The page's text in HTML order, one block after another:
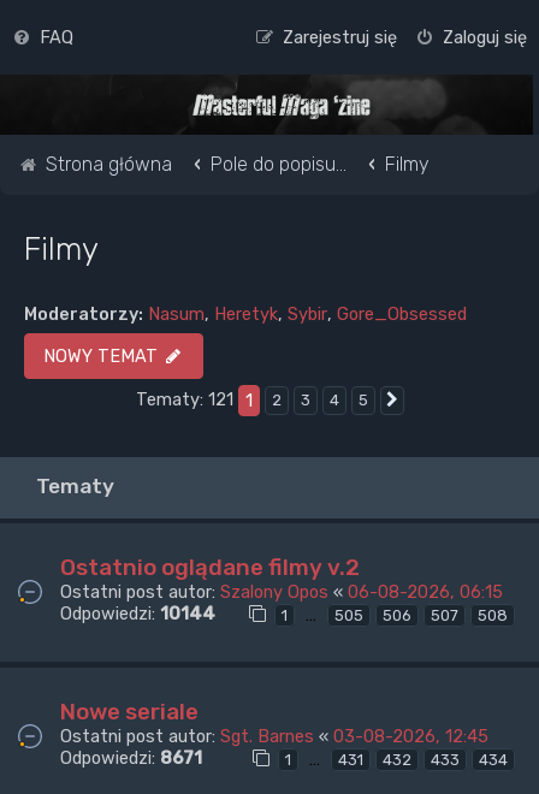
FAQ Zaloguj się
Zarejestruj się
Strona główna Pole do popisu... Filmy
Filmy
Moderatorzy: Nasum, Heretyk, Sybir, Gore_Obsessed
NOWY TEMAT
Tematy: 121
1 2 3 4 5
Tematy
Ostatnio oglądane filmy v.2
Ostatni post autor: Szalony Opos « 06-08-2026, 06:15
Odpowiedzi: 10144 1 … 505 506 507 508
Nowe seriale
Ostatni post autor: Sgt. Barnes « 03-08-2026, 12:45
Odpowiedzi: 8671 1 … 431 432 433 434